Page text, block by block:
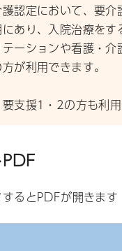
認定において、要
あり、入院治療をす
ーションや看護・介
が利用できます。
支援1・2の方も利
るとPDFが開きます